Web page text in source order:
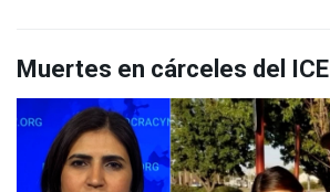
Muertes en cárceles del ICE